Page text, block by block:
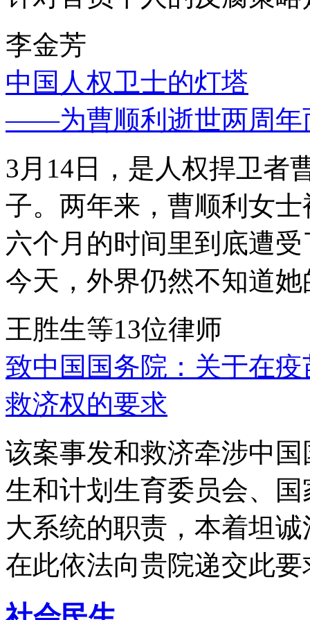
李金芳
中国人权卫士的灯塔
——为曹顺利逝世两周年
3月14日，是人权捍卫者
子。两年来，曹顺利女
六个月的时间里到底遭
今天，外界仍然不知道
王胜生等13位律师
致中国国务院：关于在
救济权的要求
该案事发和救济牵涉中
生和计划生育委员会、
大系统的职责，本着坦
在此依法向贵院递交此要